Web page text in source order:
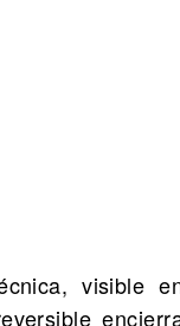
visible